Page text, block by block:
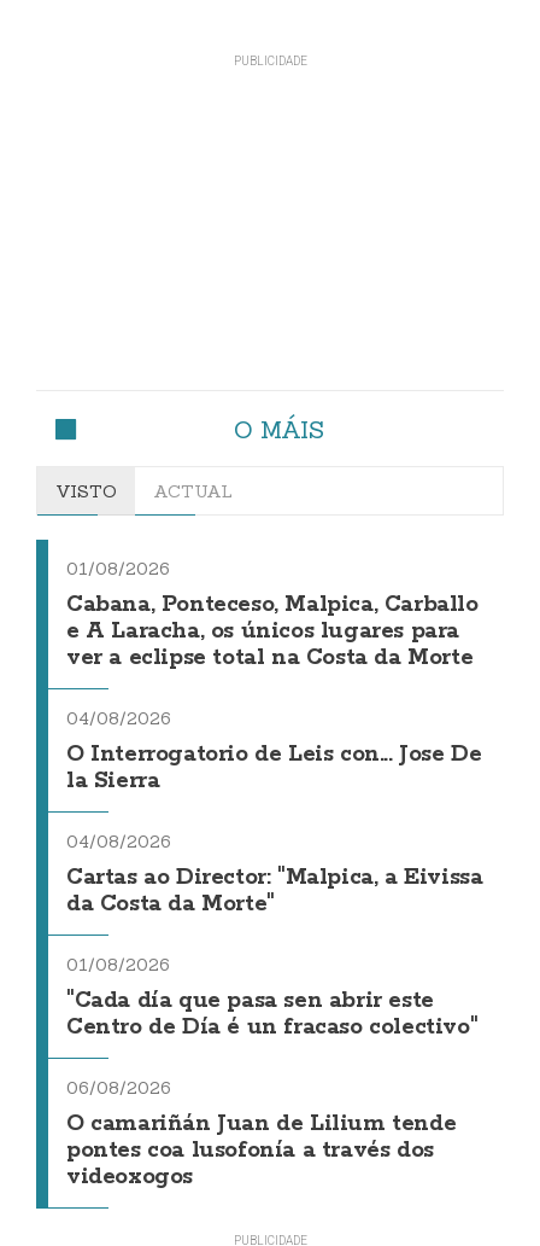
O MÁIS
VISTO ACTUAL
01/08/2026
Cabana, Ponteceso, Malpica, Carballo
e A Laracha, os únicos lugares para
ver a eclipse total na Costa da Morte
04/08/2026
O Interrogatorio de Leis con... Jose De
la Sierra
04/08/2026
Cartas ao Director: "Malpica, a Eivissa
da Costa da Morte"
01/08/2026
"Cada día que pasa sen abrir este
Centro de Día é un fracaso colectivo"
06/08/2026
O camariñán Juan de Lilium tende
pontes coa lusofonía a través dos
videoxogos